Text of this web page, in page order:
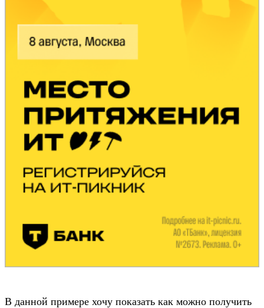
В данной примере хочу показать как можно получить